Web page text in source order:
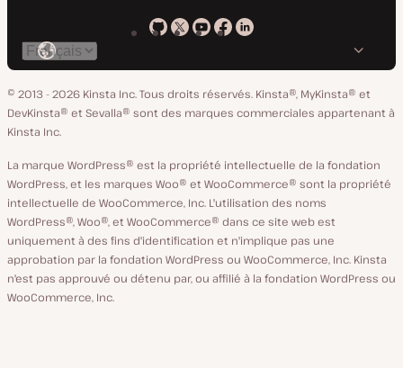
Kinsta
GitHub
Kinsta
X
Kinsta
YouTube
Kinsta
Facebook
Kinsta
LinkedIn
Changer
de
langue
© 2013 - 2026 Kinsta Inc. Tous droits réservés. Kinsta®, MyKinsta® et
DevKinsta® et Sevalla® sont des marques commerciales appartenant à
Kinsta Inc.
La marque WordPress® est la propriété intellectuelle de la fondation
WordPress, et les marques Woo® et WooCommerce® sont la propriété
intellectuelle de WooCommerce, Inc. L'utilisation des noms
WordPress®, Woo®, et WooCommerce® dans ce site web est
uniquement à des fins d'identification et n'implique pas une
approbation par la fondation WordPress ou WooCommerce, Inc. Kinsta
n'est pas approuvé ou détenu par, ou affilié à la fondation WordPress ou
WooCommerce, Inc.